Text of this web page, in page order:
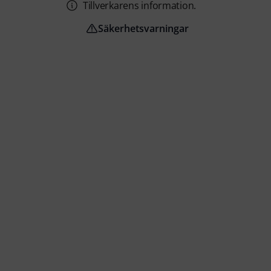
Tillverkarens information.
Säkerhetsvarningar